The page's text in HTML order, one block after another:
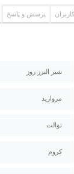
پرسش و پاسخ
شیر البرز روز
مروارید
توالت
کروم